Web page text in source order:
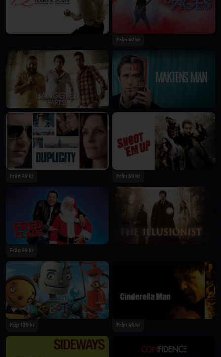
Från 49 kr
Från 49 kr Från 59 kr
Från 49 kr
Köp 139 kr Från 49 kr